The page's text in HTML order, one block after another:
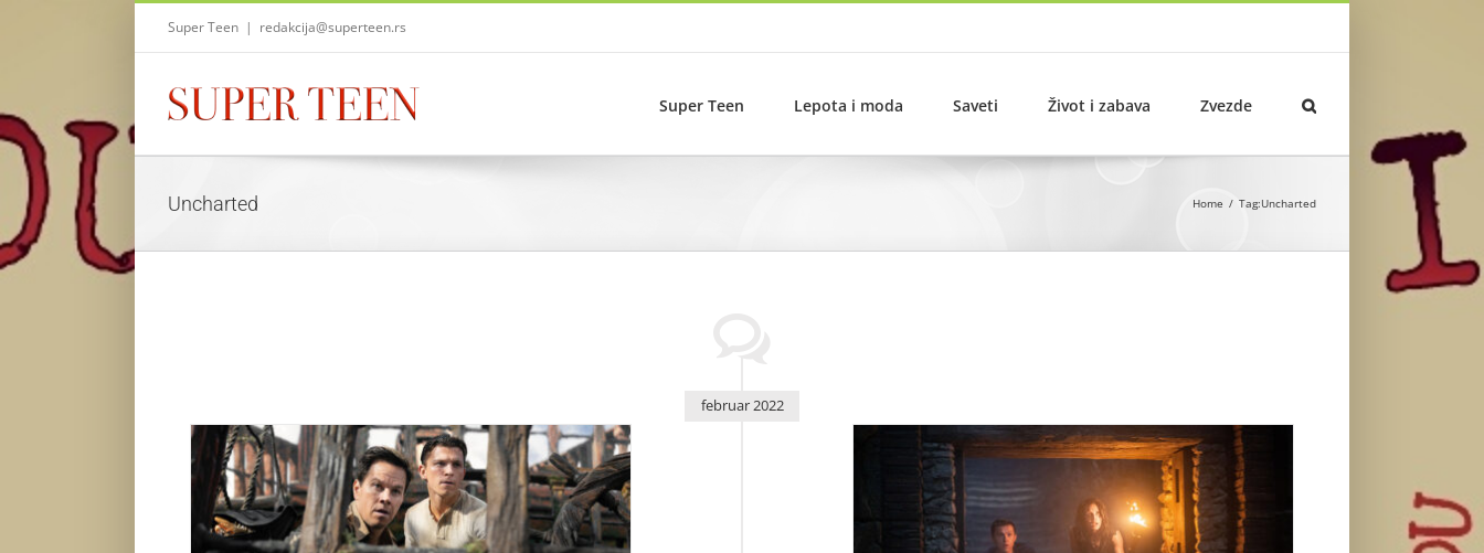
Super Teen | redakcija@superteen.rs
Super Teen Lepota i moda Saveti Život i zabava Zvezde
Uncharted Home Tag:Uncharted
februar 2022